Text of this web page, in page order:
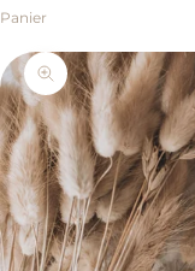
Panier
Zoomer sur l'image